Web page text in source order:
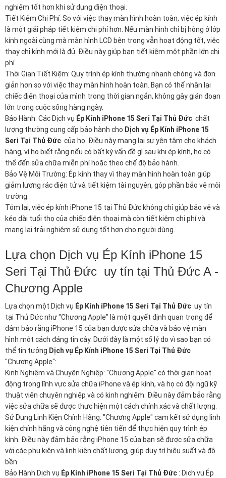
nghiệm tốt hơn khi sử dụng điện thoại.
Tiết Kiệm Chi Phí: So với việc thay màn hình hoàn toàn, việc ép kính
là một giải pháp tiết kiệm chi phí hơn. Nếu màn hình chỉ bị hỏng ở lớp
kính ngoài cùng mà màn hình LCD bên trong vẫn hoạt động tốt, việc
thay chỉ kính mới là đủ. Điều này giúp bạn tiết kiệm một phần lớn chi
phí.
Thời Gian Tiết Kiệm: Quy trình ép kính thường nhanh chóng và đơn
giản hơn so với việc thay màn hình hoàn toàn. Bạn có thể nhận lại
chiếc điện thoại của mình trong thời gian ngắn, không gây gián đoạn
lớn trong cuộc sống hàng ngày.
Bảo Hành: Các Dịch vụ Ép Kính iPhone 15 Seri Tại Thủ Đức chất
lượng thường cung cấp bảo hành cho Dịch vụ Ép Kính iPhone 15
Seri Tại Thủ Đức của họ. Điều này mang lại sự yên tâm cho khách
hàng, vì họ biết rằng nếu có bất kỳ vấn đề gì sau khi ép kính, họ có
thể đến sửa chữa miễn phí hoặc theo chế độ bảo hành.
Bảo Vệ Môi Trường: Ép kính thay vì thay màn hình hoàn toàn giúp
giảm lượng rác điện tử và tiết kiệm tài nguyên, góp phần bảo vệ môi
trường.
Tóm lại, việc ép kính iPhone 15 tại Thủ Đức không chỉ giúp bảo vệ và
kéo dài tuổi thọ của chiếc điện thoại mà còn tiết kiệm chi phí và
mang lại trải nghiệm sử dụng tốt hơn cho người dùng.
Lựa chọn Dịch vụ Ép Kính iPhone 15
Seri Tại Thủ Đức uy tín tại Thủ Đức A -
Chương Apple
Lựa chọn một Dịch vụ Ép Kính iPhone 15 Seri Tại Thủ Đức uy tín
tại Thủ Đức như "Chương Apple" là một quyết định quan trọng để
đảm bảo rằng iPhone 15 của bạn được sửa chữa và bảo vệ màn
hình một cách đáng tin cậy. Dưới đây là một số lý do vì sao bạn có
thể tin tưởng Dịch vụ Ép Kính iPhone 15 Seri Tại Thủ Đức
"Chương Apple":
Kinh Nghiệm và Chuyên Nghiệp: "Chương Apple" có thời gian hoạt
động trong lĩnh vực sửa chữa iPhone và ép kính, và họ có đội ngũ kỹ
thuật viên chuyên nghiệp và có kinh nghiệm. Điều này đảm bảo rằng
việc sửa chữa sẽ được thực hiện một cách chính xác và chất lượng.
Sử Dụng Linh Kiện Chính Hãng: "Chương Apple" cam kết sử dụng linh
kiện chính hãng và công nghệ tiên tiến để thực hiện quy trình ép
kính. Điều này đảm bảo rằng iPhone 15 của bạn sẽ được sửa chữa
với các phụ kiện và linh kiện chất lượng, giúp duy trì hiệu suất và độ
bền.
Bảo Hành Dịch vụ Ép Kính iPhone 15 Seri Tại Thủ Đức : Dịch vụ Ép